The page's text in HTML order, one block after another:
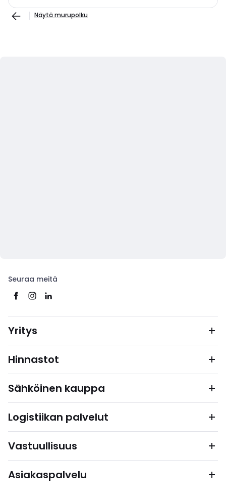
Näytä murupolku
Seuraa meitä
Yritys
Hinnastot
Sähköinen kauppa
Logistiikan palvelut
Vastuullisuus
Asiakaspalvelu